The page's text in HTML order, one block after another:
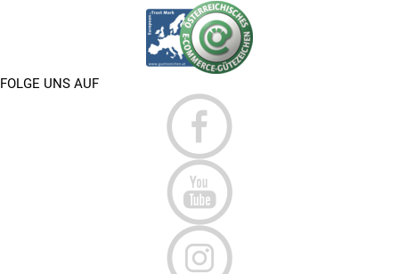
FOLGE UNS AUF